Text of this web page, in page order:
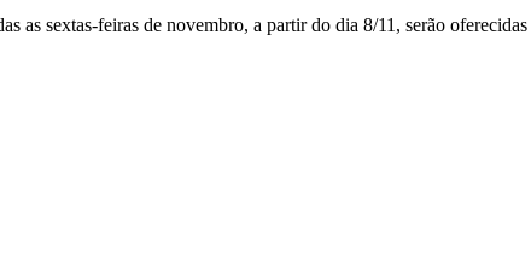
sextas-feiras de novembro, a partir do dia 8/11, serão